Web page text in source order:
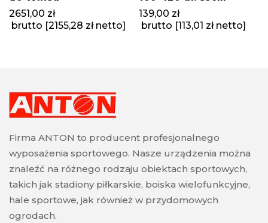
2651,00 zł
brutto [2155,28 złnetto]
139,00 zł
brutto [113,01 złnetto]
Firma ANTON to producent profesjonalnego
wyposażenia sportowego. Nasze urządzenia można
znaleźć na różnego rodzaju obiektach sportowych,
takich jak stadiony piłkarskie, boiska wielofunkcyjne,
hale sportowe, jak również w przydomowych
ogrodach.